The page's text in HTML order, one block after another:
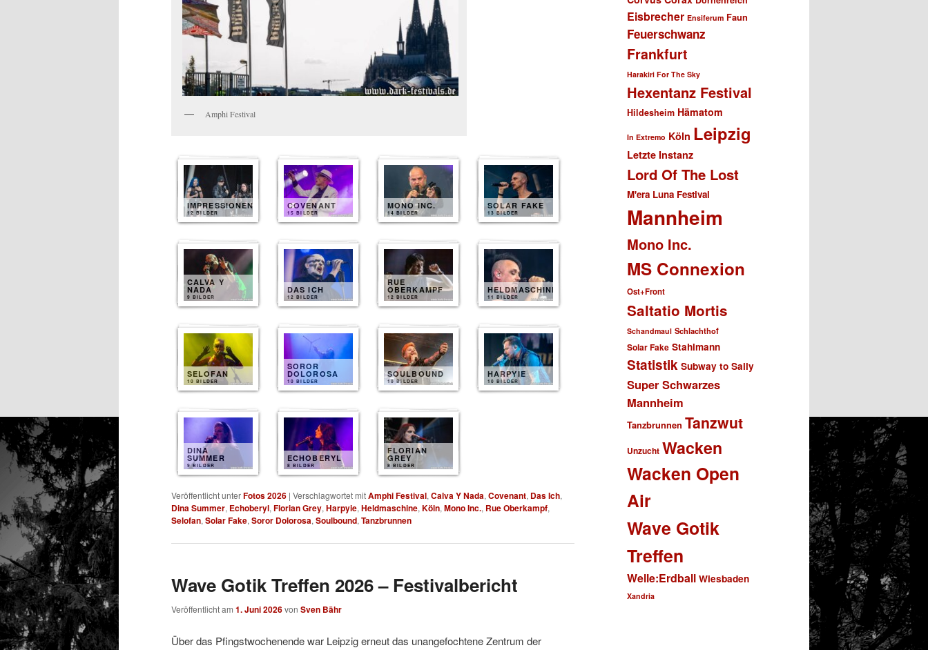
Amphi Festival
IMPRESSIONEN
12 BILDER
COVENANT
15 BILDER
MONO INC.
14 BILDER
SOLAR FAKE
13 BILDER
CALVA Y
NADA
9 BILDER
DAS ICH
12 BILDER
RUE
OBERKAMPF
12 BILDER
HELDMASCHINE
11 BILDER
SELOFAN
10 BILDER
SOROR
DOLOROSA
10 BILDER
SOULBOUND
10 BILDER
HARPYIE
10 BILDER
DINA
SUMMER
9 BILDER
ECHOBERYL
8 BILDER
FLORIAN
GREY
8 BILDER
Veröffentlicht unterFotos 2026 | Verschlagwortet mitAmphi Festival, Calva Y Nada, Covenant, Das Ich,
Dina Summer, Echoberyl, Florian Grey, Harpyie, Heldmaschine, Köln, Mono Inc., Rue Oberkampf,
Selofan, Solar Fake, Soror Dolorosa, Soulbound, Tanzbrunnen
Wave Gotik Treffen 2026 – Festivalbericht
Veröffentlicht am 1. Juni 2026von Sven Bähr
Über das Pfingstwochenende war Leipzig erneut das unangefochtene Zentrum der
Eisbrecher Ensiferum Faun
Feuerschwanz
Frankfurt
Harakiri For The Sky
Hexentanz Festival
Hildesheim Hämatom
In Extremo Köln Leipzig
Letzte Instanz
Lord Of The Lost
M'era Luna Festival
Mannheim
Mono Inc.
MS Connexion
Ost+Front
Saltatio Mortis
Schandmaul Schlachthof
Solar Fake Stahlmann
Statistik Subway to Sally
Super Schwarzes
Mannheim
Tanzbrunnen Tanzwut
Unzucht Wacken
Wacken Open
Air
Wave Gotik
Treffen
Welle:Erdball Wiesbaden
Xandria